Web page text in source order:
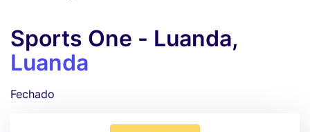
Sports One - Luanda,
Luanda
Fechado